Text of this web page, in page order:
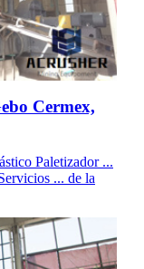
Cermex,
Paletizador ...
... de la